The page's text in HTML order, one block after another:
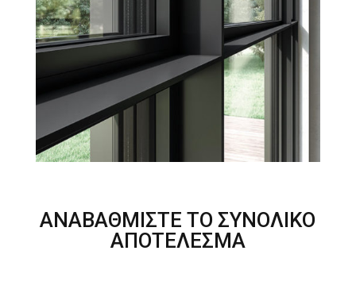
ΑΝΑΒΑΘΜΙΣΤΕ ΤΟ ΣΥΝΟΛΙΚΟ
ΑΠΟΤΕΛΕΣΜΑ